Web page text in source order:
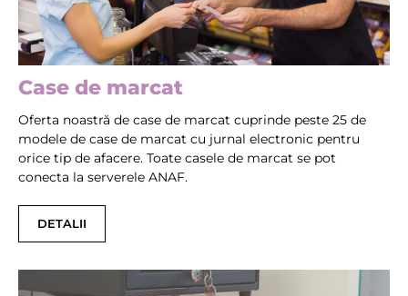
Case de marcat
Oferta noastră de case de marcat cuprinde peste 25 de
modele de case de marcat cu jurnal electronic pentru
orice tip de afacere. Toate casele de marcat se pot
conecta la serverele ANAF.
DETALII